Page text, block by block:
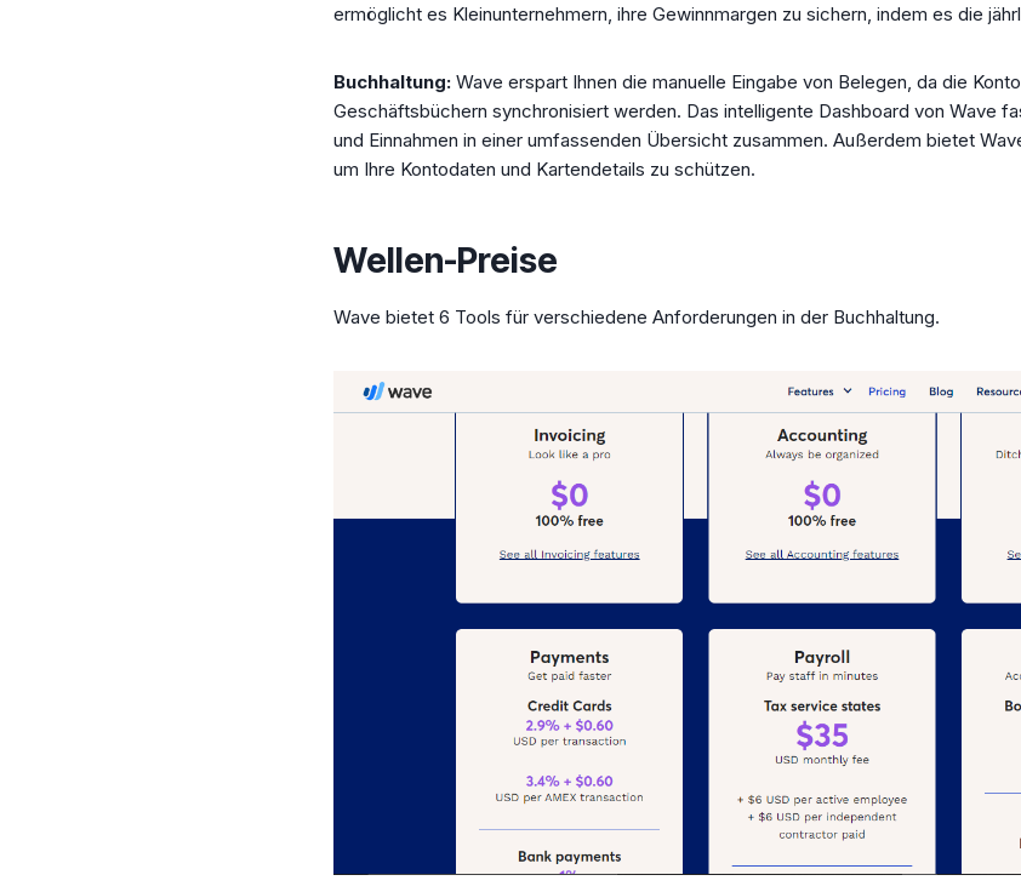
ermöglicht es Kleinunternehmern, ihre Gewinnmargen zu sichern, indem es die
Buchhaltung: Wave erspart Ihnen die manuelle Eingabe von Belegen, da die
Geschäftsbüchern synchronisiert werden. Das intelligente Dashboard von Wave
und Einnahmen in einer umfassenden Übersicht zusammen. Außerdem bietet
um Ihre Kontodaten und Kartendetails zu schützen.
Wellen-Preise
Wave bietet 6 Tools für verschiedene Anforderungen in der Buchhaltung.